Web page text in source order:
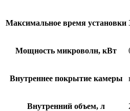
Максимальное время установки
Мощность микроволн, кВт
Внутреннее покрытие камеры
Внутренний объем, л